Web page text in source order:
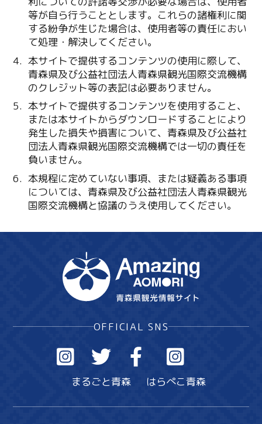
等が自ら行うこととします。これらの諸権利に関
する紛争が生じた場合は、使用者等の責任におい
て処理・解決してください。
本サイトで提供するコンテンツの使用に際して、
青森県及び公益社団法人青森県観光国際交流機構
のクレジット等の表記は必要ありません。
本サイトで提供するコンテンツを使用すること、
または本サイトからダウンロードすることにより
発生した損失や損害について、青森県及び公益社
団法人青森県観光国際交流機構では一切の責任を
負いません。
本規程に定めていない事項、または疑義ある事項
については、青森県及び公益社団法人青森県観光
国際交流機構と協議のうえ使用してください。
OFFICIAL SNS
まるごと青森 はらぺこ青森